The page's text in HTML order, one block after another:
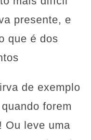
presente, e
que é dos
de exemplo
forem
Ou leve uma